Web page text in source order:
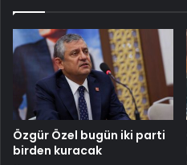
Özgür Özel bugün iki parti
birden kuracak